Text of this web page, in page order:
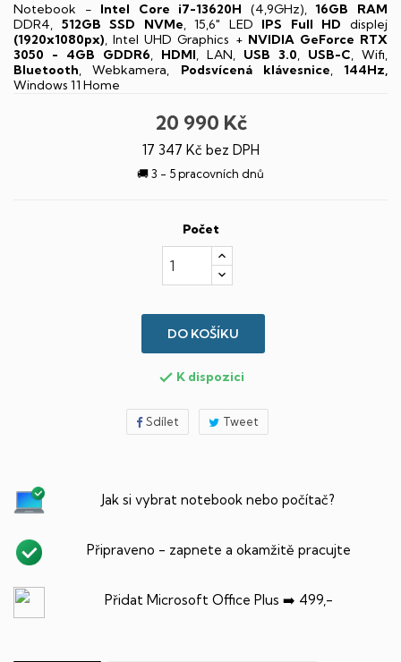
Notebook - Intel Core i7-13620H (4,9GHz),16GB RAM
DDR4, 512GB SSD NVMe, 15,6" LED IPS Full HD displej
(1920x1080px), Intel UHD Graphics + NVIDIA GeForce RTX
3050 - 4GB GDDR6, HDMI, LAN, USB 3.0, USB-C, Wifi,
Bluetooth, Webkamera, Podsvícená klávesnice, 144Hz,
Windows 11 Home
20 990 Kč
17 347 Kč bez DPH
🚚 3 - 5 pracovních dnů
Počet
DO KOŠÍKU
 K dispozici
Sdílet Tweet
Jak si vybrat notebook nebo počítač?
Připraveno - zapnete a okamžitě pracujte
Přidat Microsoft Office Plus ➡️ 499,-